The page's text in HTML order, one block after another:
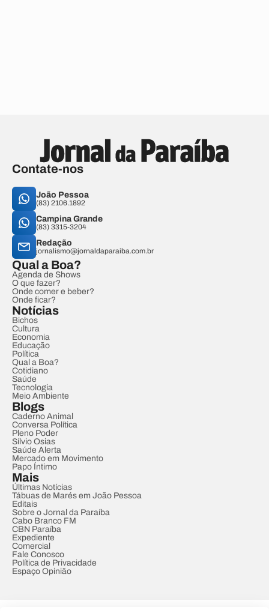
Contate-nos
João Pessoa
(83) 2106.1892
Campina Grande
(83) 3315-3204
Redação
jornalismo@jornaldaparaiba.com.br
Qual a Boa?
Agenda de Shows
O que fazer?
Onde comer e beber?
Onde ficar?
Notícias
Bichos
Cultura
Economia
Educação
Política
Qual a Boa?
Cotidiano
Saúde
Tecnologia
Meio Ambiente
Blogs
Caderno Animal
Conversa Política
Pleno Poder
Sílvio Osias
Saúde Alerta
Mercado em Movimento
Papo Íntimo
Mais
Últimas Notícias
Tábuas de Marés em João Pessoa
Editais
Sobre o Jornal da Paraíba
Cabo Branco FM
CBN Paraíba
Expediente
Comercial
Fale Conosco
Política de Privacidade
Espaço Opinião